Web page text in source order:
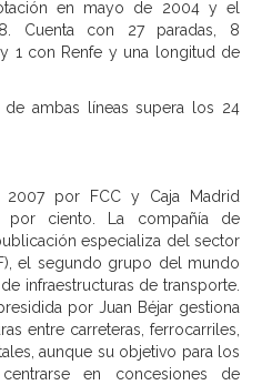
en mayo de 2004 y el
Cuenta con 27 paradas, 8
1 con Renfe y una longitud de
ambas líneas supera los 24
2007 por FCC y Caja Madrid
por ciento. La compañía de
especializa del sector
el segundo grupo del mundo
infraestructuras de transporte.
por Juan Béjar gestiona
entre carreteras, ferrocarriles,
aunque su objetivo para los
en concesiones de